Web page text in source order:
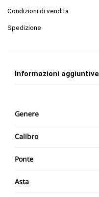
Condizioni di vendita
Spedizione
Informazioni aggiuntive
Genere
Calibro
Ponte
Asta